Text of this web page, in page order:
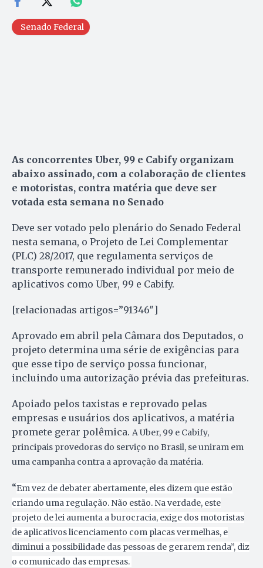
Senado Federal
As concorrentes Uber, 99 e Cabify organizam
abaixo assinado, com a colaboração de clientes
e motoristas, contra matéria que deve ser
votada esta semana no Senado
Deve ser votado pelo plenário do Senado Federal
nesta semana, o Projeto de Lei Complementar
(PLC) 28/2017, que regulamenta serviços de
transporte remunerado individual por meio de
aplicativos como Uber, 99 e Cabify.
[relacionadas artigos=”91346″]
Aprovado em abril pela Câmara dos Deputados, o
projeto determina uma série de exigências para
que esse tipo de serviço possa funcionar,
incluindo uma autorização prévia das prefeituras.
Apoiado pelos taxistas e reprovado pelas
empresas e usuários dos aplicativos, a matéria
promete gerar polêmica. A Uber, 99 e Cabify,
principais provedoras do serviço no Brasil, se uniram em
uma campanha contra a aprovação da matéria.
“Em vez de debater abertamente, eles dizem que estão
criando uma regulação. Não estão. Na verdade, este
projeto de lei aumenta a burocracia, exige dos motoristas
de aplicativos licenciamento com placas vermelhas, e
diminui a possibilidade das pessoas de gerarem renda”, diz
o comunicado das empresas.